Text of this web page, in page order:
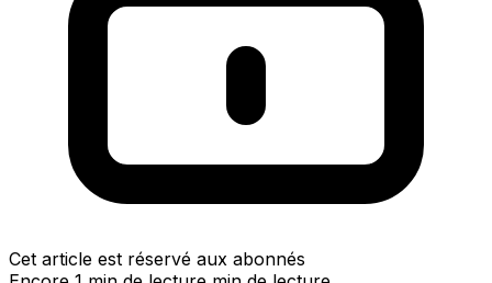
Cet article est réservé aux abonnés